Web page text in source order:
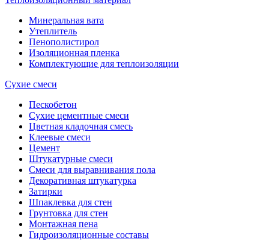
Минеральная вата
Утеплитель
Пенополистирол
Изоляционная пленка
Комплектующие для теплоизоляции
Сухие смеси
Пескобетон
Сухие цементные смеси
Цветная кладочная смесь
Клеевые смеси
Цемент
Штукатурные смеси
Смеси для выравнивания пола
Декоративная штукатурка
Затирки
Шпаклевка для стен
Грунтовка для стен
Монтажная пена
Гидроизоляционные составы